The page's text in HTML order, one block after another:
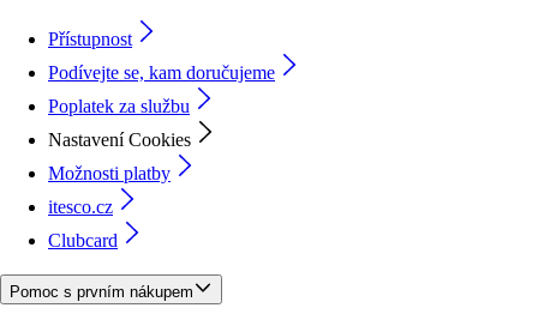
Přístupnost
Podívejte se, kam doručujeme
Poplatek za službu
Nastavení Cookies
Možnosti platby
itesco.cz
Clubcard
Pomoc s prvním nákupem